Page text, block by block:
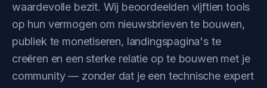
waardevolle bezit. Wij beoordeelden vijftien tools
op hun vermogen om nieuwsbrieven te bouwen,
publiek te monetiseren, landingspagina's te
creëren en een sterke relatie op te bouwen met je
community — zonder dat je een technische expert